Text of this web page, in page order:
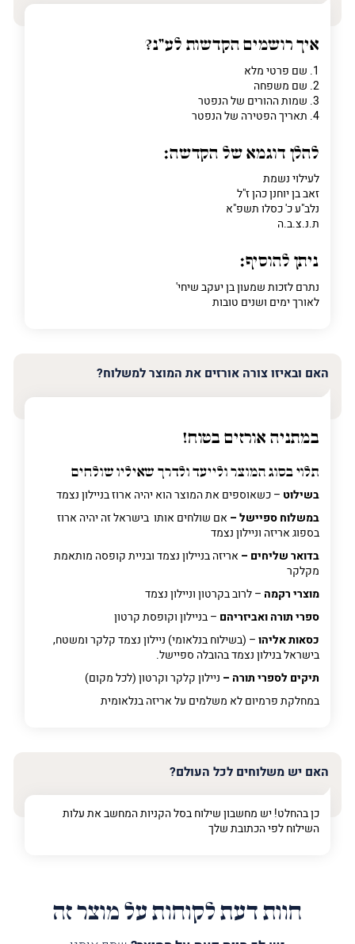
איך רושמים הקדשות לע"נ?
1. שם פרטי מלא
2. שם משפחה
3. שמות ההורים של הנפטר
4. תאריך הפטירה של הנפטר
להלן דוגמא של הקדשה:
לעילוי נשמת
זאב בן יוחנן כהן ז"ל
נלב"ע כ' כסלו תשפ"א
ת.נ.צ.ב.ה
ניתן להוסיף:
נתרם לזכות שמעון בן יעקב שיחי'
לאורך ימים ושנים טובות
האם ובאיזו צורה אורזים את המוצר למשלוח?
במתניה אורזים בטוח!
תלוי בסוג המוצר ולייעד ולדרך שאיליו שולחים
בשילוט – כשאוספים את המוצר הוא יהיה ארוז בניילון נצמד
במשלוח ספיישל – אם שולחים אותו בישראל זה יהיה ארוז
בספוג אריזה וניילון נצמד
בדואר שליחים – אריזה בניילון נצמד ובניית קופסה מותאמת
מקלקר
מוצרי רקמה – לרוב בקרטון וניילון נצמד
ספרי תורה ואביזריהם – בניילון וקופסת קרטון
כסאות אליהו– (בשילוח בנלאומי) ניילון נצמד קלקר ומשטח,
בישראל בנילון נצמד בהובלה ספיישל.
תיקים לספרי תורה – ניילון קלקר וקרטון (לכל מקום)
במחלקת פרמיוםלא משלמים על אריזה בנלאומית
האם יש משלוחים לכל העולם?
כן בהחלט! יש מחשבון שילוח בסל הקניות המחשב את עלות
השילוח לפי הכתובת שלך
חוות דעת לקוחות על מוצר זה